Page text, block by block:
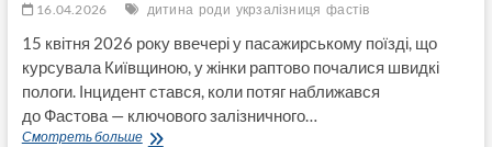
16.04.2026 дитина роди укрзалізниця фастів
15 квітня 2026 року ввечері у пасажирському поїзді, що
курсувала Київщиною, у жінки раптово почалися швидкі
пологи. Інцидент стався, коли потяг наближався
до Фастова — ключового залізничного…
Смотреть большеПозапланово